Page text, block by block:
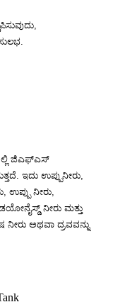
ಜಿಎಫ್‌ಎಸ್
ಇದು ಉಪ್ಪುನೀರು,
ಉಪ್ಪು ನೀರು,
ನೀರು ಮತ್ತು
ನೀರು ಅಥವಾ ದ್ರವವನ್ನು